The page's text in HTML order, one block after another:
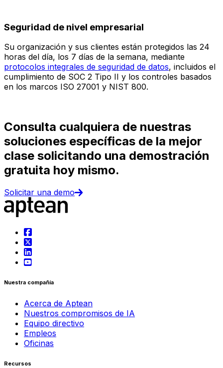
Seguridad de nivel empresarial
Su organización y sus clientes están protegidos las 24
horas del día, los 7 días de la semana, mediante
protocolos integrales de seguridad de datos, incluidos el
cumplimiento de SOC 2 Tipo II y los controles basados
en los marcos ISO 27001 y NIST 800.
Consulta cualquiera de nuestras
soluciones específicas de la mejor
clase solicitando una demostración
gratuita hoy mismo.
Solicitar una demo
Nuestra compañía
Acerca de Aptean
Nuestros compromisos de IA
Equipo directivo
Empleos
Oficinas
Recursos